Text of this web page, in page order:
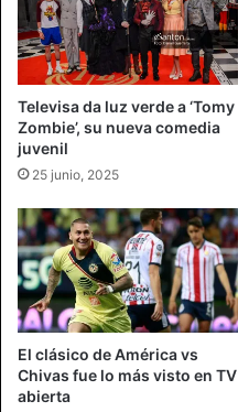
Televisa da luz verde a ‘Tomy
Zombie’, su nueva comedia
juvenil
25 junio, 2025
El clásico de América vs
Chivas fue lo más visto en TV
abierta